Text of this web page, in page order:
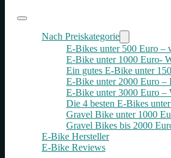
Nach Preiskategorie
E-Bikes unter 500 Euro –
E-Bike unter 1000 Euro-
Ein gutes E-Bike unter
E-Bike unter 2000 Euro –
E-Bike unter 3000 Euro –
Die 4 besten E‑Bikes
Gravel Bike unter 1000
Gravel Bikes bis 2000
E-Bike Hersteller
E-Bike Reviews